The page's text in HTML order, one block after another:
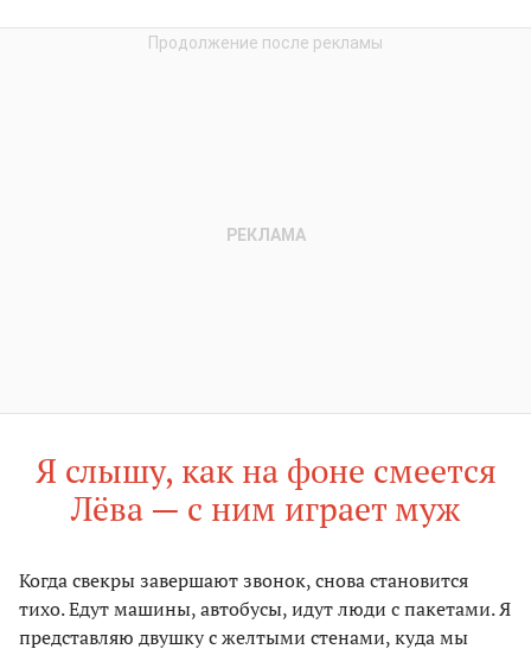
Я слышу, как на фоне смеется
Лёва — с ним играет муж
Когда свекры завершают звонок, снова становится
тихо. Едут машины, автобусы, идут люди с пакетами. Я
представляю двушку с желтыми стенами, куда мы